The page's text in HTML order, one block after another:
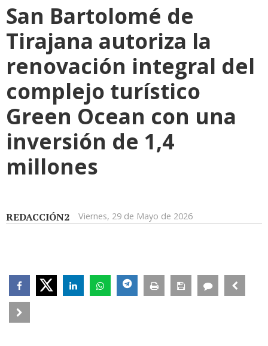
San Bartolomé de
Tirajana autoriza la
renovación integral del
complejo turístico
Green Ocean con una
inversión de 1,4
millones
REDACCIÓN2 Viernes, 29 de Mayo de 2026